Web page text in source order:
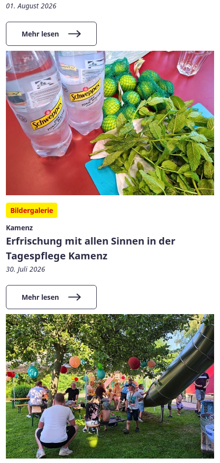
01. August 2026
Mehr lesen
Bildergalerie
Kamenz
Erfrischung mit allen Sinnen in der
Tagespflege Kamenz
30. Juli 2026
Mehr lesen